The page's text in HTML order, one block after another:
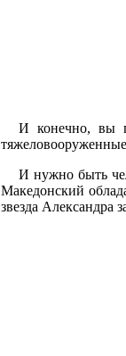
И конечно, вы
И нужно быть
Македонский
звезда Александра